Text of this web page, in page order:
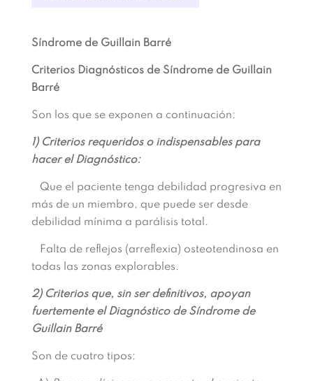
Síndrome de Guillain Barré
Criterios Diagnósticos de Síndrome de Guillain
Barré
Son los que se exponen a continuación:
1) Criterios requeridos o indispensables para
hacer el Diagnóstico:
Que el paciente tenga debilidad progresiva en
más de un miembro, que puede ser desde
debilidad mínima a parálisis total.
Falta de reflejos (arreflexia) osteotendinosa en
todas las zonas explorables.
2) Criterios que, sin ser definitivos, apoyan
fuertemente el Diagnóstico de Síndrome de
Guillain Barré
Son de cuatro tipos: